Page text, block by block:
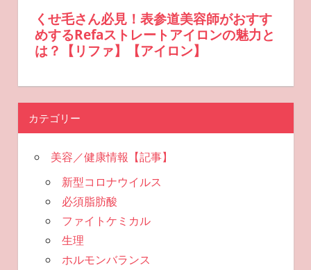
カテゴリー
美容／健康情報【記事】
新型コロナウイルス
必須脂肪酸
ファイトケミカル
生理
ホルモンバランス